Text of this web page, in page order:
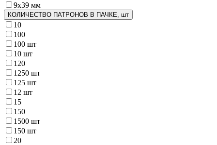
9х39 мм
КОЛИЧЕСТВО ПАТРОНОВ В ПАЧКЕ, шт
10
100
100 шт
10 шт
120
1250 шт
125 шт
12 шт
15
150
1500 шт
150 шт
20